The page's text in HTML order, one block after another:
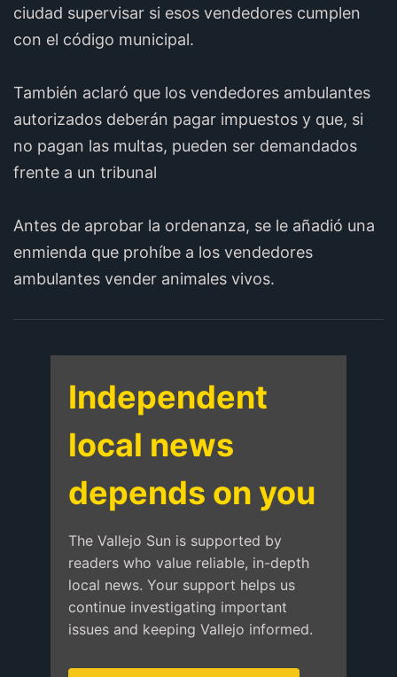
ciudad supervisar si esos vendedores cumplen
con el código municipal.
También aclaró que los vendedores ambulantes
autorizados deberán pagar impuestos y que, si
no pagan las multas, pueden ser demandados
frente a un tribunal
Antes de aprobar la ordenanza, se le añadió una
enmienda que prohíbe a los vendedores
ambulantes vender animales vivos.
Independent
local news
depends on you
The Vallejo Sun is supported by
readers who value reliable, in-depth
local news. Your support helps us
continue investigating important
issues and keeping Vallejo informed.